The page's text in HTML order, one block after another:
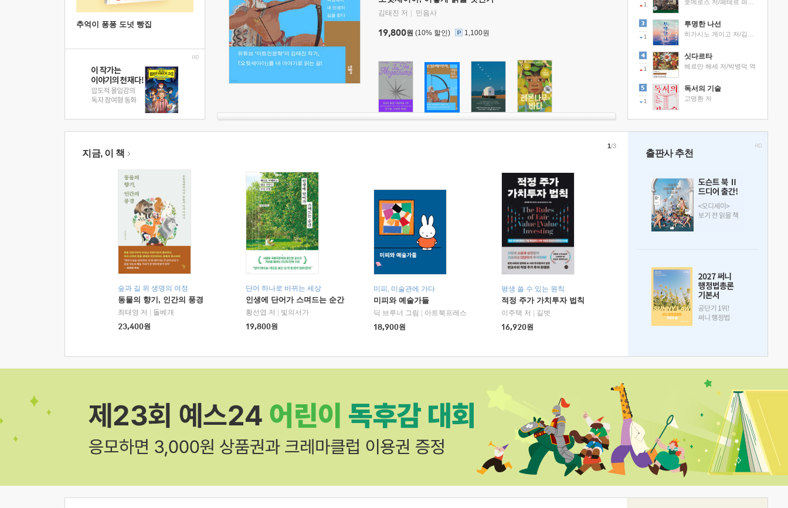
추억이 퐁퐁 도넛 빵집
김태진 저 민음사
19,800원 (10% 할인) 1,100원
1
1
투명한 나선
1
싯다르타
헤르만 헤세 저/박병덕 역
1
독서의 기술
고명환 저
지금, 이 책
숲과 길 위 생명의 여정
동물의 향기, 인간의 풍경
최태영 저
돌베개
23,400원
단어 하나로 바뀌는 세상
인생에 단어가 스며드는 순간
황선엽 저
빛의서가
19,800원
미피, 미술관에 가다
미피와 예술가들
딕 브루너 그림
아트북프레스
18,900원
평생 쓸 수 있는 원칙
적정 주가 가치투자 법칙
이주택 저
길벗
16,920원
1/3
출판사 추천